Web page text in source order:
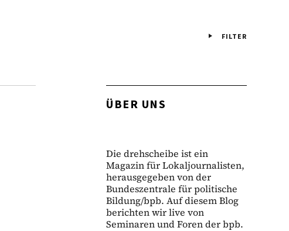
FILTER
ÜBER UNS
Die drehscheibe ist ein
Magazin für Lokaljournalisten,
herausgegeben von der
Bundeszentrale für politische
Bildung/bpb. Auf diesem Blog
berichten wir live von
Seminaren und Foren der bpb.